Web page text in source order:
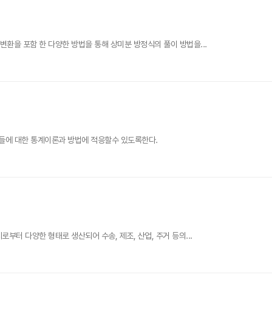
환을 포함 한 다양한 방법을 통해 상미분 방정식의 풀이 방법을...
대한 통계이론과 방법에 적응할수 있도록한다.
부터 다양한 형태로 생산되어 수송, 제조, 산업, 주거 등의...